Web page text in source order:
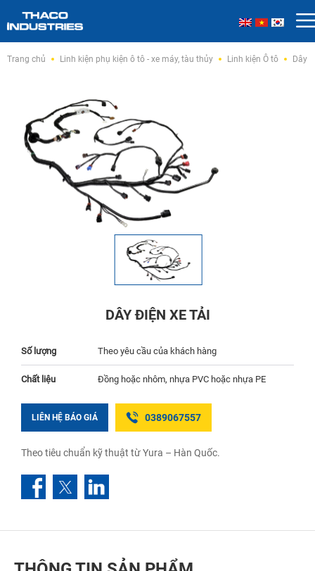
Trang chủ Linh kiện phụ kiện ô tô - xe máy, tàu thủy Linh kiện Ô tô Dây
DÂY ĐIỆN XE TẢI
Số lượng Theo yêu cầu của khách hàng
Chất liệu Đồng hoặc nhôm, nhựa PVC hoặc nhựa PE
LIÊN HỆ BÁO GIÁ 0389067557
Theo tiêu chuẩn kỹ thuật từ Yura – Hàn Quốc.